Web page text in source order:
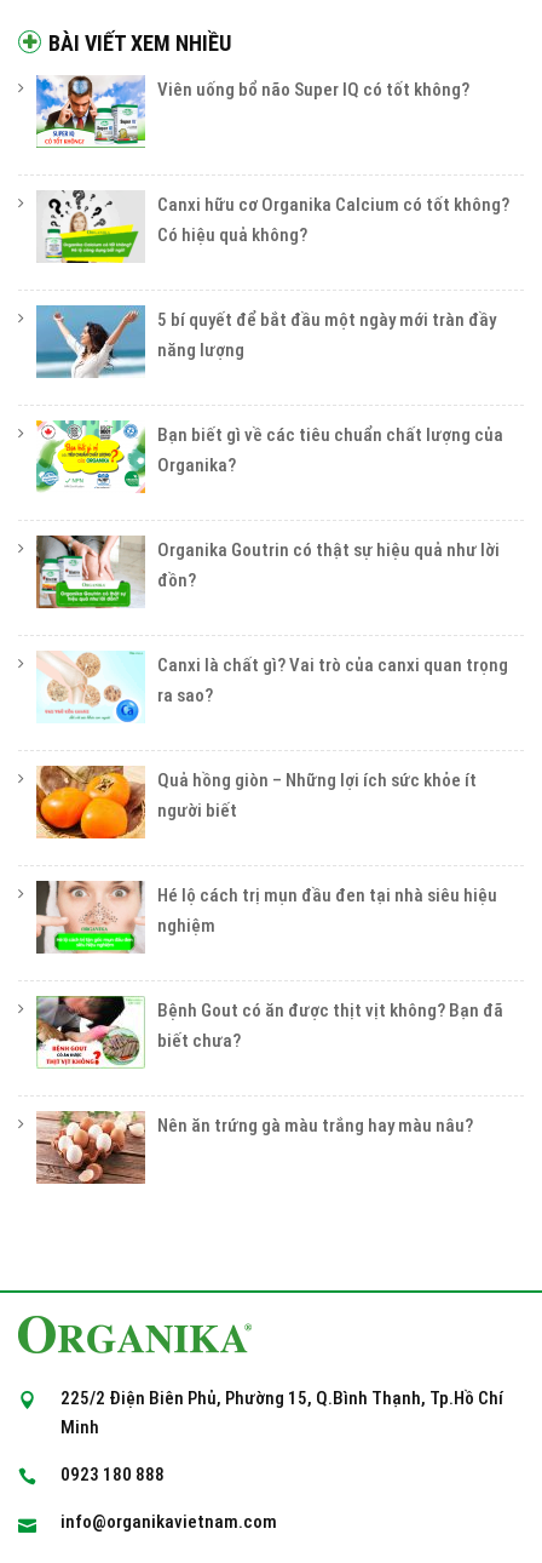
BÀI VIẾT XEM NHIỀU
Viên uống bổ não Super IQ có tốt không?
Canxi hữu cơ Organika Calcium có tốt không?
Có hiệu quả không?
5 bí quyết để bắt đầu một ngày mới tràn đầy
năng lượng
Bạn biết gì về các tiêu chuẩn chất lượng của
Organika?
Organika Goutrin có thật sự hiệu quả như lời
đồn?
Canxi là chất gì? Vai trò của canxi quan trọng
ra sao?
Quả hồng giòn – Những lợi ích sức khỏe ít
người biết
Hé lộ cách trị mụn đầu đen tại nhà siêu hiệu
nghiệm
Bệnh Gout có ăn được thịt vịt không? Bạn đã
biết chưa?
Nên ăn trứng gà màu trắng hay màu nâu?
225/2 Điện Biên Phủ, Phường 15, Q.Bình Thạnh, Tp.Hồ Chí
Minh
0923 180 888
info@organikavietnam.com